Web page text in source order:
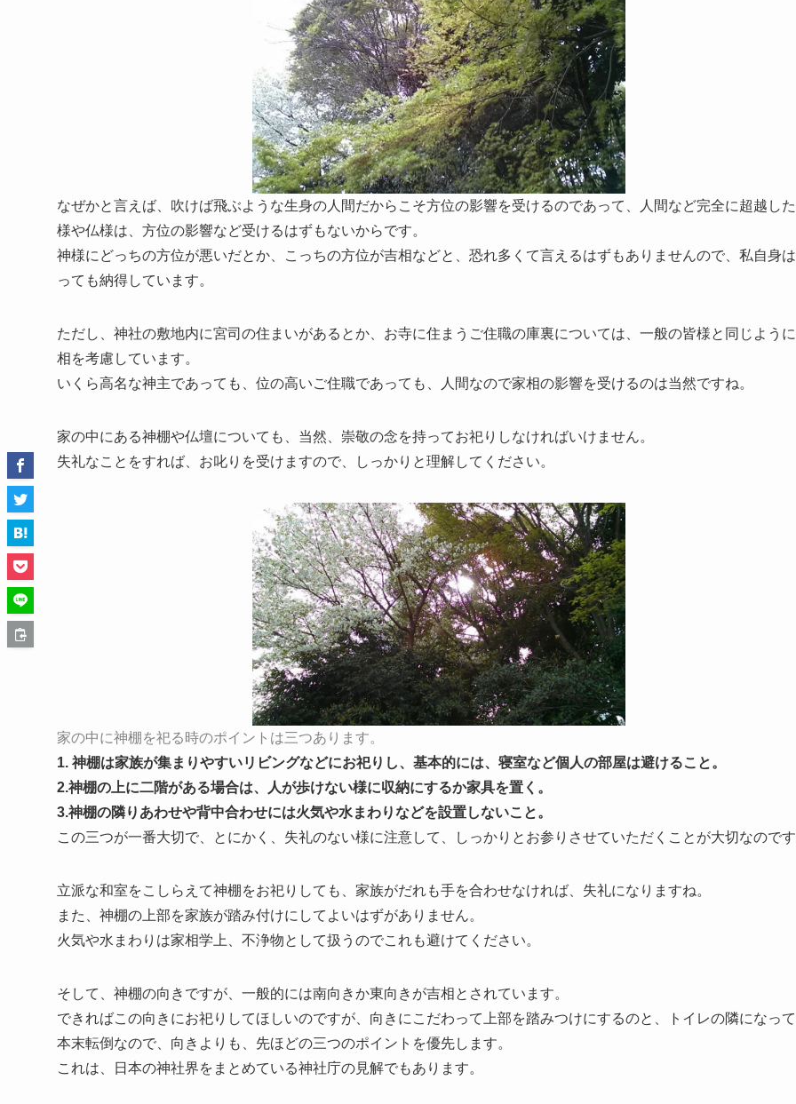
なぜかと言えば、吹けば飛ぶような生身の人間だからこそ方位の影響を受けるのであって、人間など完全に超越し
様や仏様は、方位の影響など受けるはずもないからです。
神様にどっちの方位が悪いだとか、こっちの方位が吉相などと、恐れ多くて言えるはずもありませんので、私自身は
っても納得しています。
ただし、神社の敷地内に宮司の住まいがあるとか、お寺に住まうご住職の庫裏については、一般の皆様と同じよう
相を考慮しています。
いくら高名な神主であっても、位の高いご住職であっても、人間なので家相の影響を受けるのは当然ですね。
家の中にある神棚や仏壇についても、当然、崇敬の念を持ってお祀りしなければいけません。
失礼なことをすれば、お叱りを受けますので、しっかりと理解してください。
家の中に神棚を祀る時のポイントは三つあります。
1. 神棚は家族が集まりやすいリビングなどにお祀りし、基本的には、寝室など個人の部屋は避けること。
2.神棚の上に二階がある場合は、人が歩けない様に収納にするか家具を置く。
3.神棚の隣りあわせや背中合わせには火気や水まわりなどを設置しないこと。
この三つが一番大切で、とにかく、失礼のない様に注意して、しっかりとお参りさせていただくことが大切なのです
立派な和室をこしらえて神棚をお祀りしても、家族がだれも手を合わせなければ、失礼になりますね。
また、神棚の上部を家族が踏み付けにしてよいはずがありません。
火気や水まわりは家相学上、不浄物として扱うのでこれも避けてください。
そして、神棚の向きですが、一般的には南向きか東向きが吉相とされています。
できればこの向きにお祀りしてほしいのですが、向きにこだわって上部を踏みつけにするのと、トイレの隣になっ
本末転倒なので、向きよりも、先ほどの三つのポイントを優先します。
これは、日本の神社界をまとめている神社庁の見解でもあります。